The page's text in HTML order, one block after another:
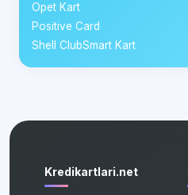
Opet Kart
Positive Card
Shell ClubSmart Kart
Kredikartlari.net